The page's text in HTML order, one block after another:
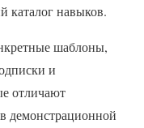
каталог навыков.
шаблоны,
и
отличают
демонстрационной